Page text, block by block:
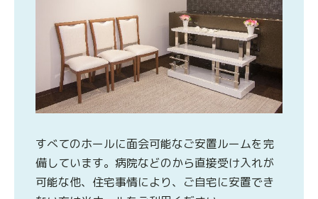
すべてのホールに面会可能なご安置ルームを完
備しています。病院などのから直接受け入れが
可能な他、住宅事情により、ご自宅に安置でき